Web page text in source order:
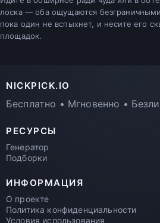
лоска — оба ощущаются
пока один не вспыхнет, и несите его
площадок.
NICKPICK.IO
Бесплатно • Мгновенно •
РЕСУРСЫ
Генератор
Подборки
ИНФОРМАЦИЯ
О проекте
Политика конфиденциальности
Условия использования